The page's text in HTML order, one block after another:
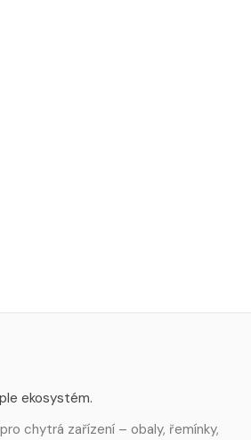
ekosystém.
chytrá zařízení – obaly, řemínky,